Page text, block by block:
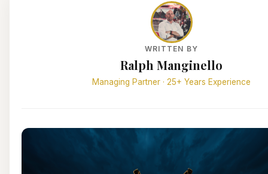
WRITTEN BY
Ralph Manginello
Managing Partner · 25+ Years Experience